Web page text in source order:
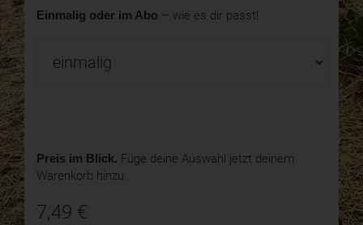
Einmalig oder im Abo – wie es dir passt!
Preis im Blick. Füge deine Auswahl jetzt deinem
Warenkorb hinzu.
7,49 €